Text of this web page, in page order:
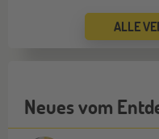
Bremen
ALLE
Neues vom